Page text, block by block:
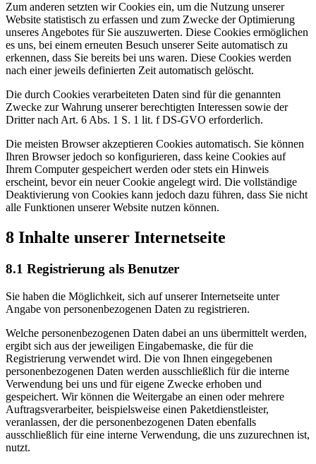
Zum anderen setzten wir Cookies ein, um die Nutzung unserer
Website statistisch zu erfassen und zum Zwecke der Optimierung
unseres Angebotes für Sie auszuwerten. Diese Cookies ermöglichen
es uns, bei einem erneuten Besuch unserer Seite automatisch zu
erkennen, dass Sie bereits bei uns waren. Diese Cookies werden
nach einer jeweils definierten Zeit automatisch gelöscht.
Die durch Cookies verarbeiteten Daten sind für die genannten
Zwecke zur Wahrung unserer berechtigten Interessen sowie der
Dritter nach Art. 6 Abs. 1 S. 1 lit. f DS-GVO erforderlich.
Die meisten Browser akzeptieren Cookies automatisch. Sie können
Ihren Browser jedoch so konfigurieren, dass keine Cookies auf
Ihrem Computer gespeichert werden oder stets ein Hinweis
erscheint, bevor ein neuer Cookie angelegt wird. Die vollständige
Deaktivierung von Cookies kann jedoch dazu führen, dass Sie nicht
alle Funktionen unserer Website nutzen können.
8 Inhalte unserer Internetseite
8.1 Registrierung als Benutzer
Sie haben die Möglichkeit, sich auf unserer Internetseite unter
Angabe von personenbezogenen Daten zu registrieren.
Welche personenbezogenen Daten dabei an uns übermittelt werden,
ergibt sich aus der jeweiligen Eingabemaske, die für die
Registrierung verwendet wird. Die von Ihnen eingegebenen
personenbezogenen Daten werden ausschließlich für die interne
Verwendung bei uns und für eigene Zwecke erhoben und
gespeichert. Wir können die Weitergabe an einen oder mehrere
Auftragsverarbeiter, beispielsweise einen Paketdienstleister,
veranlassen, der die personenbezogenen Daten ebenfalls
ausschließlich für eine interne Verwendung, die uns zuzurechnen ist,
nutzt.